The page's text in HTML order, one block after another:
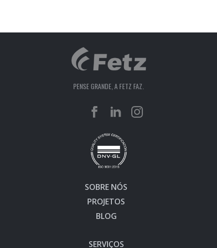
PENSE GRANDE, A FETZ FAZ.
SOBRE NÓS
PROJETOS
BLOG
SERVIÇOS